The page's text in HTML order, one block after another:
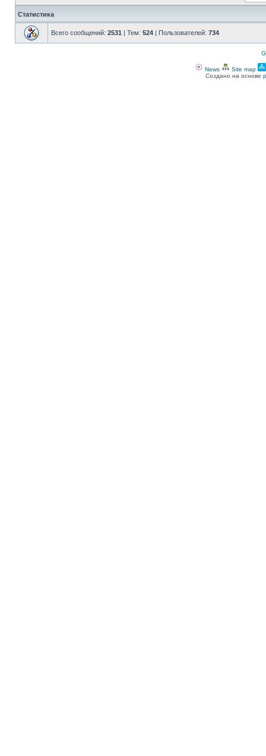
Статистика
Всего сообщений: 2531 | Тем: 524 | Пользователей: 734
News Site map
Создано на основе